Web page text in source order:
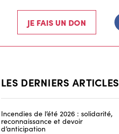
JE FAIS UN DON
LES DERNIERS ARTICLES
Incendies de l’été 2026 : solidarité,
reconnaissance et devoir
d’anticipation